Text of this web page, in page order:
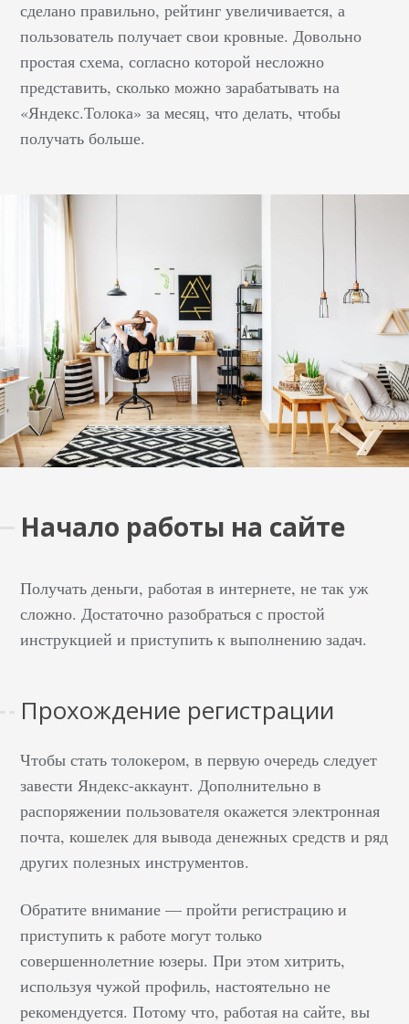
сделано правильно, рейтинг увеличивается, а
пользователь получает свои кровные. Довольно
простая схема, согласно которой несложно
представить, сколько можно зарабатывать на
«Яндекс.Толока» за месяц, что делать, чтобы
получать больше.
Начало работы на сайте
Получать деньги, работая в интернете, не так уж
сложно. Достаточно разобраться с простой
инструкцией и приступить к выполнению задач.
Прохождение регистрации
Чтобы стать толокером, в первую очередь следует
завести Яндекс-аккаунт. Дополнительно в
распоряжении пользователя окажется электронная
почта, кошелек для вывода денежных средств и ряд
других полезных инструментов.
Обратите внимание — пройти регистрацию и
приступить к работе могут только
совершеннолетние юзеры. При этом хитрить,
используя чужой профиль, настоятельно не
рекомендуется. Потому что, работая на сайте, вы